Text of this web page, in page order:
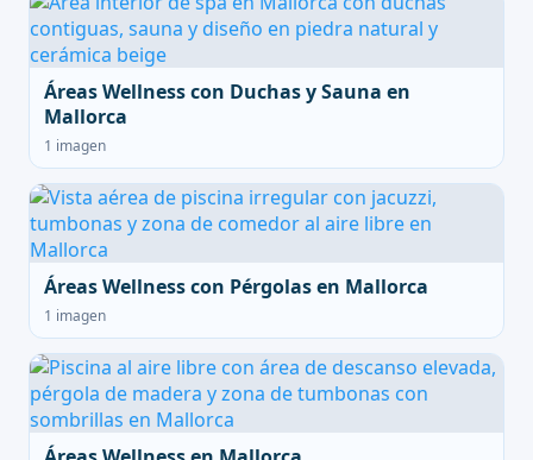
Áreas Wellness con Duchas y Sauna en
Mallorca
1 imagen
Áreas Wellness con Pérgolas en Mallorca
1 imagen